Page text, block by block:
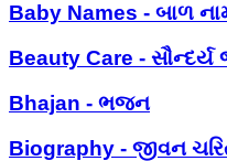
Baby Names - બાળ
Beauty Care -
Bhajan - ભજન
Biography - જીવન